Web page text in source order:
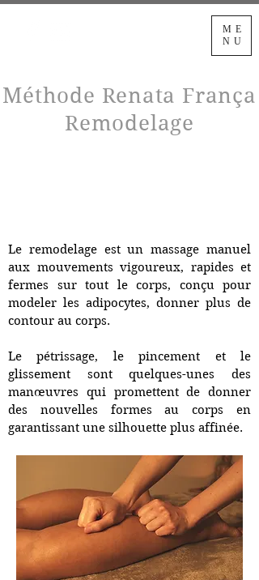
ME
NU
Méthode Renata França
Remodelage
Le remodelage est un massage manuel
aux mouvements vigoureux, rapides et
fermes sur tout le corps, conçu pour
modeler les adipocytes, donner plus de
contour au corps.
Le pétrissage, le pincement et le
glissement sont quelques-unes des
manœuvres qui promettent de donner
des nouvelles formes au corps en
garantissant une silhouette plus affinée.